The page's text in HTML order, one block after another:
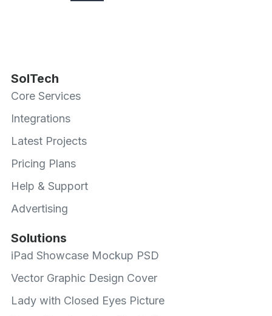
SolTech
Core Services
Integrations
Latest Projects
Pricing Plans
Help & Support
Advertising
Solutions
iPad Showcase Mockup PSD
Vector Graphic Design Cover
Lady with Closed Eyes Picture